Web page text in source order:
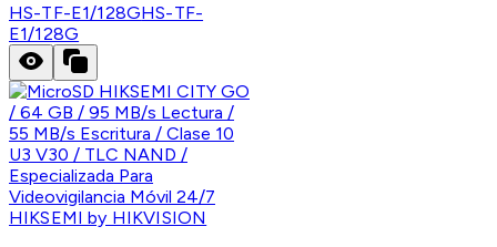
HS-TF-E1/128GHS-TF-
E1/128G
HIKSEMI by HIKVISION